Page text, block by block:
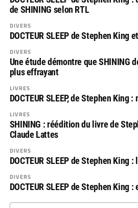
de SHINING selon RTL
DIVERS
DOCTEUR SLEEP de Stephen King
DIVERS
Une étude démontre que SHINING
plus effrayant
LIVRES
DOCTEUR SLEEP, de Stephen
LIVRES
SHINING : réédition du livre de
Claude Lattes
DIVERS
DOCTEUR SLEEP de Stephen King
DIVERS
DOCTEUR SLEEP de Stephen King